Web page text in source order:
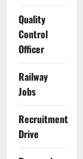
Quality
Control
Officer
Railway
Jobs
Recruitment
Drive